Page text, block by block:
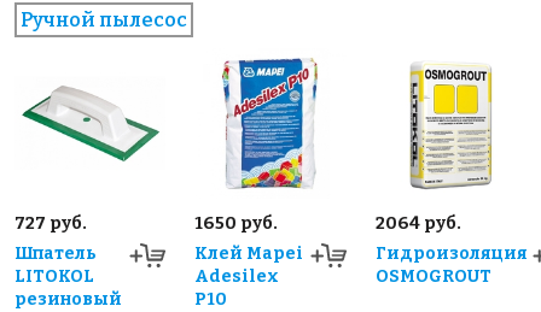
Ручной пылесос
727 руб.
Шпатель
LITOKOL
резиновый
1650 руб.
Клей Mapei
Adesilex
P10
2064 руб.
Гидроизоляция
OSMOGROUT